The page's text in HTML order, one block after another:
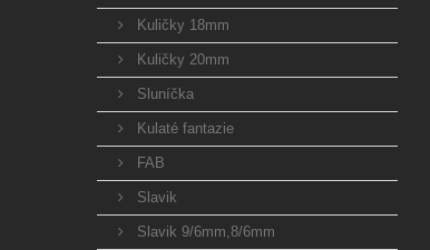
Kuličky 18mm
Kuličky 20mm
Sluníčka
Kulaté fantazie
FAB
Slavik
Slavik 9/6mm,8/6mm